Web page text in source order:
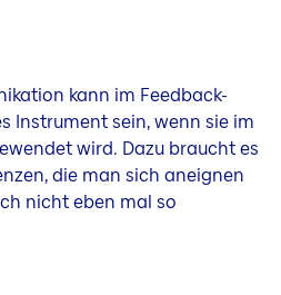
kann im Feedback-
Instrument sein, wenn sie im
wird. Dazu braucht es
die man sich aneignen
nicht eben mal so